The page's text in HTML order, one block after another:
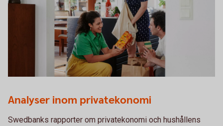
Analyser inom privatekonomi
Swedbanks rapporter om privatekonomi och hushållens